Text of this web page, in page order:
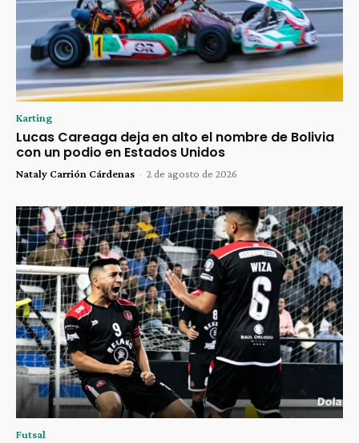
Karting
Lucas Careaga deja en alto el nombre de Bolivia
con un podio en Estados Unidos
Nataly Carrión Cárdenas - 2 de agosto de 2026
Futsal